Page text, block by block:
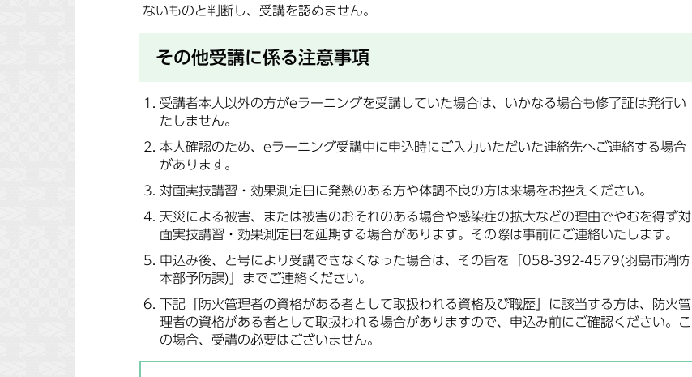
ないものと判断し、受講を認めません。
その他受講に係る注意事項
受講者本人以外の方がeラーニングを受講していた場合は、いかなる場合も修了証は発行い
たしません。
本人確認のため、eラーニング受講中に申込時にご入力いただいた連絡先へご連絡する場合
があります。
対面実技講習・効果測定日に発熱のある方や体調不良の方は来場をお控えください。
天災による被害、または被害のおそれのある場合や感染症の拡大などの理由でやむを得ず対
面実技講習・効果測定日を延期する場合があります。その際は事前にご連絡いたします。
申込み後、と号により受講できなくなった場合は、その旨を「058-392-4579(羽島市消防
本部予防課)」までご連絡ください。
下記「防火管理者の資格がある者として取扱われる資格及び職歴」に該当する方は、防火管
理者の資格がある者として取扱われる場合がありますので、申込み前にご確認ください。こ
の場合、受講の必要はございません。